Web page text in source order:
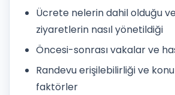
Ücrete nelerin dahil olduğu
ziyaretlerin nasıl yönetildiği
Öncesi-sonrası vakalar ve
Randevu erişilebilirliği ve
faktörler